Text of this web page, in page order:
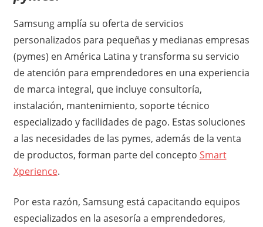
Samsung amplía su oferta de servicios
personalizados para pequeñas y medianas empresas
(pymes) en América Latina y transforma su servicio
de atención para emprendedores en una experiencia
de marca integral, que incluye consultoría,
instalación, mantenimiento, soporte técnico
especializado y facilidades de pago. Estas soluciones
a las necesidades de las pymes, además de la venta
de productos, forman parte del concepto Smart
Xperience.
Por esta razón, Samsung está capacitando equipos
especializados en la asesoría a emprendedores,